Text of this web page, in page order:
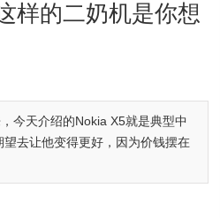
样的二奶机是你想
今天介绍的Nokia X5就是典型中
去让他变得更好，因为价钱摆在